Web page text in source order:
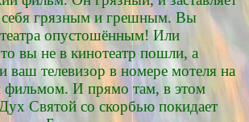
себя грязным и грешным. Вы
опустошённым! Или
вы не в кинотеатр пошли, а
ваш телевизор в номере мотеля на
фильмом. И прямо там, в этом
Святой со скорбью покидает